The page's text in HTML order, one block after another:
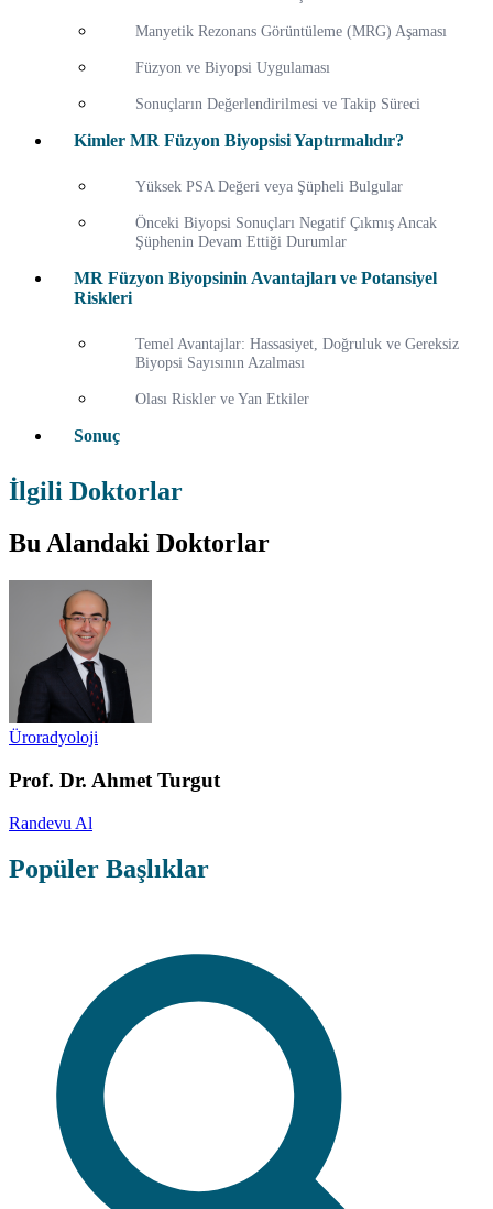
Manyetik Rezonans Görüntüleme (MRG) Aşaması
Füzyon ve Biyopsi Uygulaması
Sonuçların Değerlendirilmesi ve Takip Süreci
Kimler MR Füzyon Biyopsisi Yaptırmalıdır?
Yüksek PSA Değeri veya Şüpheli Bulgular
Önceki Biyopsi Sonuçları Negatif Çıkmış Ancak
Şüphenin Devam Ettiği Durumlar
MR Füzyon Biyopsinin Avantajları ve Potansiyel
Riskleri
Temel Avantajlar: Hassasiyet, Doğruluk ve Gereksiz
Biyopsi Sayısının Azalması
Olası Riskler ve Yan Etkiler
Sonuç
İlgili Doktorlar
Bu Alandaki Doktorlar
Üroradyoloji
Prof. Dr. Ahmet Turgut
Randevu Al
Popüler Başlıklar